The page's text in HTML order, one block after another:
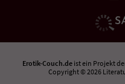
Erotik-Couch.de ist ein Projekt
Copyright © 2026